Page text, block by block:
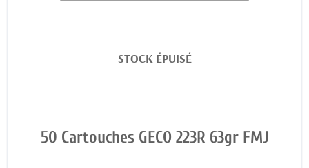
STOCK ÉPUISÉ
50 Cartouches GECO 223R 63gr FMJ